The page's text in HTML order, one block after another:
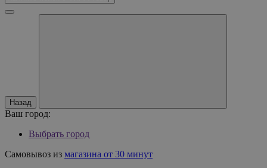
Назад
Ваш город:
Выбрать город
Самовывоз из магазина от 30 минут